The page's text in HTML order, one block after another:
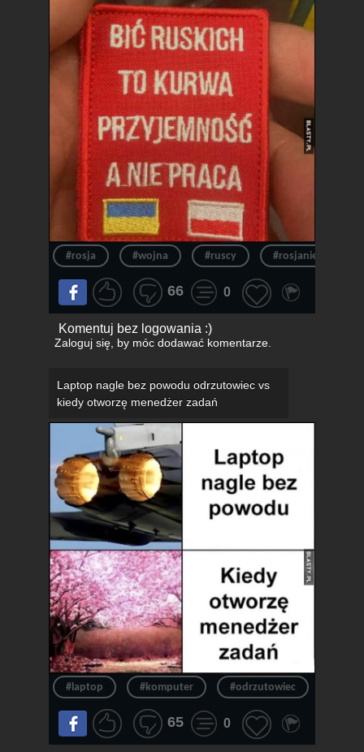
#rosja #wojna #ruscy #rosjanie
66 0
Komentuj bez logowania :)
Zaloguj się, by móc dodawać komentarze.
Laptop nagle bez powodu odrzutowiec vs
kiedy otworzę menedżer zadań
#laptop #komputer #odrzutowiec
65 0